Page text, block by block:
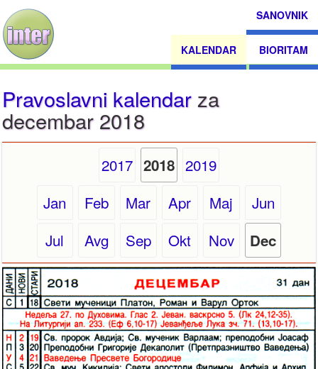
SANOVNIK
KALENDAR BIORITAM
Pravoslavni kalendarza
decembar 2018
2017 2018 2019
Jan
Feb Mar Apr Maj
Jun
Jul
Avg Sep Okt Nov Dec